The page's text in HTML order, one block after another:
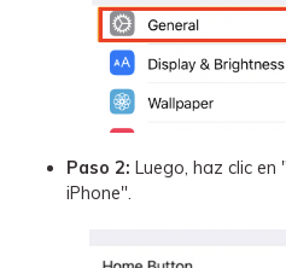
Paso 2: Luego, haz clic
iPhone".